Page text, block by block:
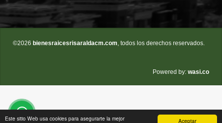
Aceptar
Este sitio Web usa cookies para asegurarte la mejor
©2026 bienesraicesrisaraldacm.com , todos los derechos reservados.
Powered by: wasi.co